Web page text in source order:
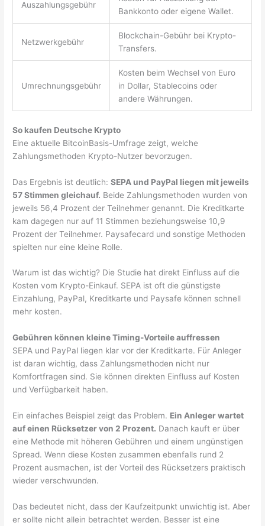
Auszahlungsgebühr
Bankkonto oder eigene Wallet.
Netzwerkgebühr
Blockchain-Gebühr bei Krypto-
Transfers.
Umrechnungsgebühr
Kosten beim Wechsel von Euro
in Dollar, Stablecoins oder
andere Währungen.
So kaufen Deutsche Krypto
Eine aktuelle BitcoinBasis-Umfrage zeigt, welche
Zahlungsmethoden Krypto-Nutzer bevorzugen.
Das Ergebnis ist deutlich:SEPA und PayPal liegen mit jeweils
57 Stimmen gleichauf. Beide Zahlungsmethoden wurden von
jeweils 56,4 Prozent der Teilnehmer genannt. Die Kreditkarte
kam dagegen nur auf 11 Stimmen beziehungsweise 10,9
Prozent der Teilnehmer. Paysafecard und sonstige Methoden
spielten nur eine kleine Rolle.
Warum ist das wichtig? Die Studie hat direkt Einfluss auf die
Kosten vom Krypto-Einkauf. SEPA ist oft die günstigste
Einzahlung, PayPal, Kreditkarte und Paysafe können schnell
mehr kosten.
Gebühren können kleine Timing-Vorteile auffressen
SEPA und PayPal liegen klar vor der Kreditkarte. Für Anleger
ist daran wichtig, dass Zahlungsmethoden nicht nur
Komfortfragen sind. Sie können direkten Einfluss auf Kosten
und Verfügbarkeit haben.
Ein einfaches Beispiel zeigt das Problem. Ein Anleger wartet
auf einen Rücksetzer von 2 Prozent. Danach kauft er über
eine Methode mit höheren Gebühren und einem ungünstigen
Spread. Wenn diese Kosten zusammen ebenfalls rund 2
Prozent ausmachen, ist der Vorteil des Rücksetzers praktisch
wieder verschwunden.
Das bedeutet nicht, dass der Kaufzeitpunkt unwichtig ist. Aber
er sollte nicht allein betrachtet werden. Besser ist eine